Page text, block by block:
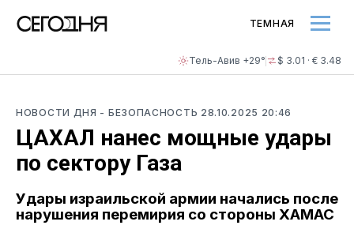
Тель-Авив +29° $ 3.01 · € 3.48
ТЕМНАЯ
НОВОСТИ ДНЯ - БЕЗОПАСНОСТЬ 28.10.2025 20:46
ЦАХАЛ нанес мощные удары
по сектору Газа
Удары израильской армии начались после
нарушения перемирия со стороны ХАМАС